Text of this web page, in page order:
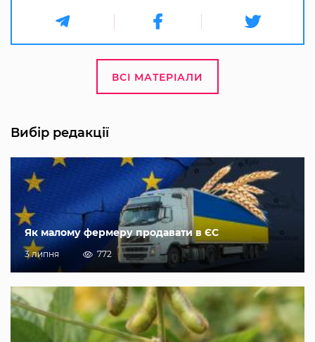
ВСІ МАТЕРІАЛИ
Вибір редакції
Як малому фермеру продавати в ЄС
3 липня 772